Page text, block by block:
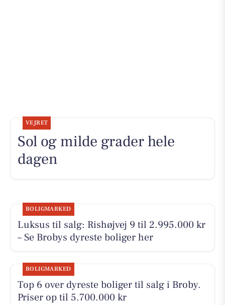
VEJRET
Sol og milde grader hele
dagen
BOLIGMARKED
Luksus til salg: Rishøjvej 9 til 2.995.000 kr
– Se Brobys dyreste boliger her
BOLIGMARKED
Top 6 over dyreste boliger til salg i Broby.
Priser op til 5.700.000 kr